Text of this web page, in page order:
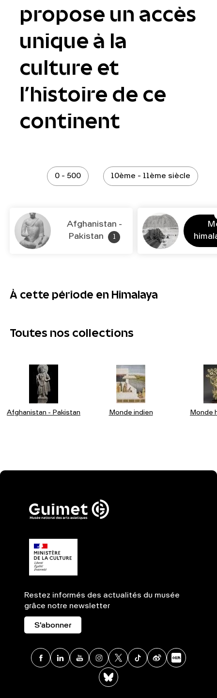
propose un accès
unique à la
culture et
l’histoire de ce
continent
0 - 500 10ème - 11ème siècle
Afghanistan -
Pakistan
À cette période en Himalaya
Toutes nos collections
Afghanistan - Pakistan Monde indien Monde
Restez informés des actualités du musée
grâce notre newsletter
S'abonner
Facebook
LinkedinYoutubeInstagram
X TikTokWeibo